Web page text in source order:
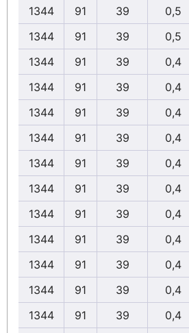
1344
91 39
0,5
1344
91 39
0,5
1344
91 39
0,4
1344
91 39
0,4
1344
91 39
0,4
1344
91 39
0,4
1344
91 39
0,4
1344
91 39
0,4
1344
91 39
0,4
1344
91 39
0,4
1344
91 39
0,4
1344
91 39
0,4
1344
91 39
0,4